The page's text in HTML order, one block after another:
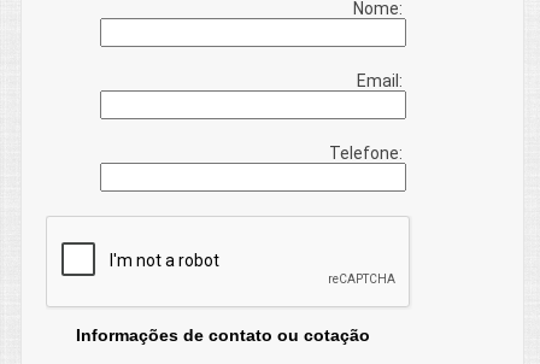
Nome:
Email:
Telefone:
Informações de contato ou cotação